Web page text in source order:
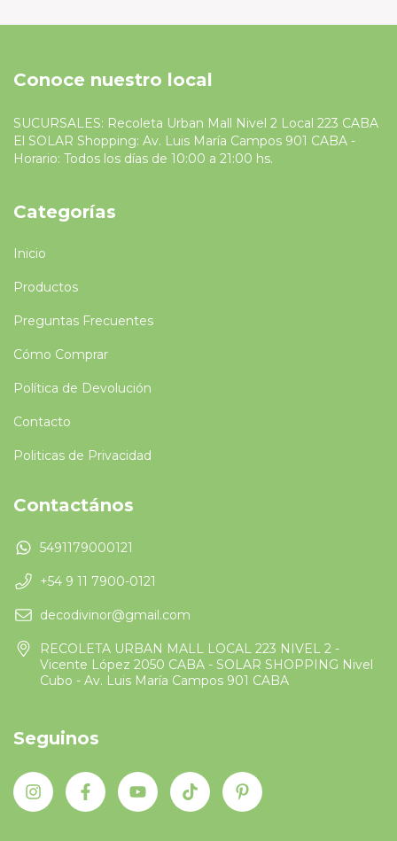
Conoce nuestro local
SUCURSALES: Recoleta Urban Mall Nivel 2 Local 223 CABA
El SOLAR Shopping: Av. Luis María Campos 901 CABA -
Horario: Todos los días de 10:00 a 21:00 hs.
Categorías
Inicio
Productos
Preguntas Frecuentes
Cómo Comprar
Política de Devolución
Contacto
Politicas de Privacidad
Contactános
5491179000121
+54 9 11 7900-0121
decodivinor@gmail.com
RECOLETA URBAN MALL LOCAL 223 NIVEL 2 -
Vicente López 2050 CABA - SOLAR SHOPPING Nivel
Cubo - Av. Luis María Campos 901 CABA
Seguinos